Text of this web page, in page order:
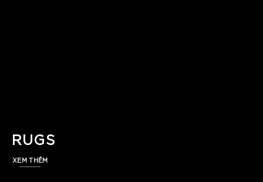
RUGS
XEM THÊM